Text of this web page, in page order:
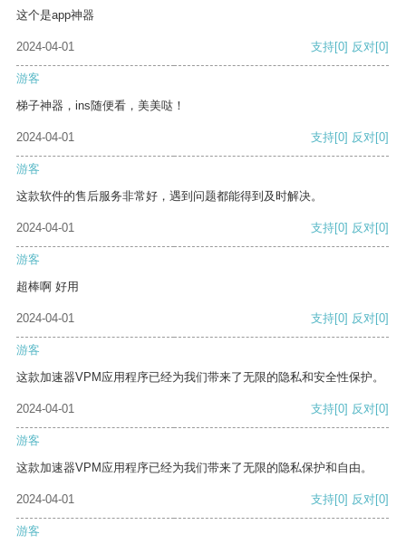
这个是app神器
2024-04-01 支持[0] 反对[0]
游客
梯子神器，ins随便看，美美哒！
2024-04-01 支持[0] 反对[0]
游客
这款软件的售后服务非常好，遇到问题都能得到及时解决。
2024-04-01 支持[0] 反对[0]
游客
超棒啊 好用
2024-04-01 支持[0] 反对[0]
游客
这款加速器VPM应用程序已经为我们带来了无限的隐私和安全性保护。
2024-04-01 支持[0] 反对[0]
游客
这款加速器VPM应用程序已经为我们带来了无限的隐私保护和自由。
2024-04-01 支持[0] 反对[0]
游客